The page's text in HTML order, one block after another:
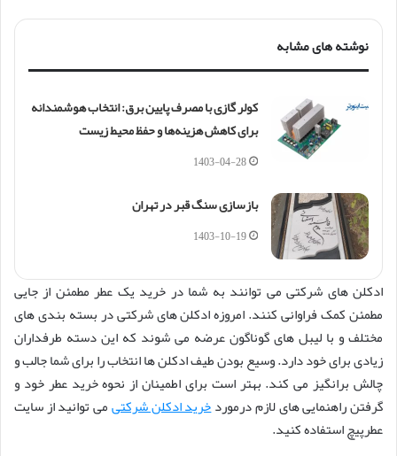
نوشته های مشابه
کولر گازی با مصرف پایین برق: انتخاب هوشمندانه
برای کاهش هزینه‌ها و حفظ محیط زیست
1403-04-28
بازسازی سنگ قبر در تهران
1403-10-19
ادکلن های شرکتی می توانند به شما در خرید یک عطر مطمئن از جایی
مطمئن کمک فراوانی کنند. امروزه ادکلن های شرکتی در بسته بندی های
مختلف و با لیبل های گوناگون عرضه می شوند که این دسته طرفداران
زیادی برای خود دارد. وسیع بودن طیف ادکلن ها انتخاب را برای شما جالب و
چالش برانگیز می کند. بهتر است برای اطمینان از نحوه خرید عطر خود و
گرفتن راهنمایی های لازم درموردخرید ادکلن شرکتیمی توانید از سایت
عطرپیچ استفاده کنید.